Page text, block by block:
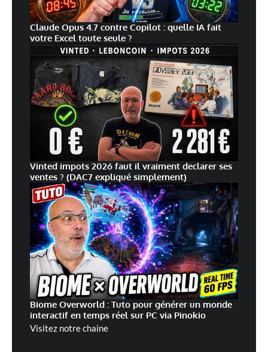
Claude Opus 4.7 contre Copilot : quelle IA fait
votre Excel toute seule ?
Vinted impots 2026 faut il vraiment declarer ses
ventes ? (DAC7 expliqué simplement)
Biome Overworld : Tuto pour générer un monde
interactif en temps réel sur PC via Pinokio
Visitez notre chaine